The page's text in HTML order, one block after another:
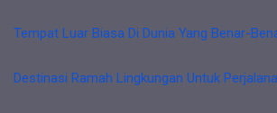
Tempat Luar Biasa Di Dunia Yang Benar-
Destinasi Ramah Lingkungan Untuk